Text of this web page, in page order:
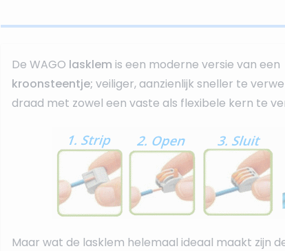
De WAGO lasklem is een moderne versie van een
kroonsteentje; veiliger, aanzienlijk sneller te
draad met zowel een vaste als flexibele kern te
Maar wat de lasklem helemaal ideaal maakt zijn